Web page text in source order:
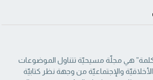
هي مجلّة مسيحيّة تتناول الموضوعات
والإجتماعيّة من ‏وجهة نظر كتابيّة